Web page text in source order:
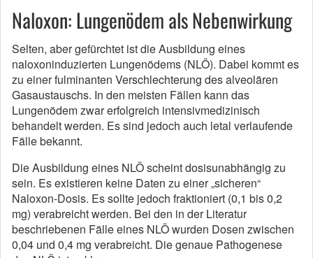
Naloxon: Lungenödem als Nebenwirkung
Selten, aber gefürchtet ist die Ausbildung eines
naloxoninduzierten Lungenödems (NLÖ). Dabei kommt es
zu einer fulminanten Verschlechterung des alveolären
Gasaustauschs. In den meisten Fällen kann das
Lungenödem zwar erfolgreich intensivmedizinisch
behandelt werden. Es sind jedoch auch letal verlaufende
Fälle bekannt.
Die Ausbildung eines NLÖ scheint dosisunabhängig zu
sein. Es existieren keine Daten zu einer „sicheren“
Naloxon-Dosis. Es sollte jedoch fraktioniert (0,1 bis 0,2
mg) verabreicht werden. Bei den in der Literatur
beschriebenen Fälle eines NLÖ wurden Dosen zwischen
0,04 und 0,4 mg verabreicht. Die genaue Pathogenese